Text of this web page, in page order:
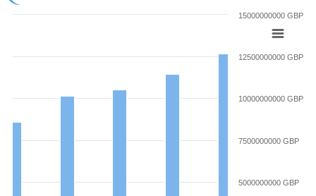
5000000000 GBP
7500000000 GBP
10000000000 GBP
12500000000 GBP
15000000000 GBP